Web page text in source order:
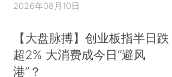
2026年08月10日
【大盘脉搏】创业板指半日跌
超2% 大消费成今日“避风
港”？